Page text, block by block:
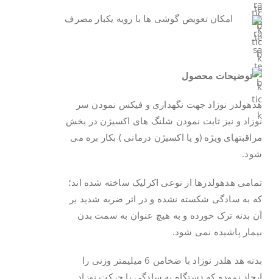
امکان تعویض گوشی ها با رویه یکبار مصرف
هدهولدر نوزاد جهت نگهداری و فیکس نمودن سر
نوزاد و نیز ثابت نمودن شلنگ های اکسیژن در بخش
مراقبتهای ویژه (و یا اکسیژن درمانی ) بکار بره می
شود.
تمامی هدهولدرها از نوعی اکرلیک ساخته شده اند؛
که به سادگی شکسته نشده و در اثر ضربه شدید بر
آن بدنه ترک خورده و به هیچ عنوان به سمت بدن
بیمار پاشیده نمی شود.
بدنه هد هلدر نوزاد با ضخامن 6 میلیمتر وزنی را